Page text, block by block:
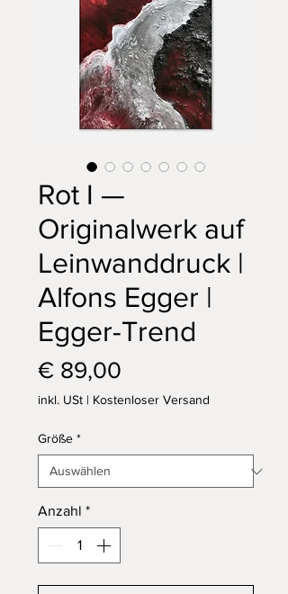
Rot I —
Originalwerk auf
Leinwanddruck |
Alfons Egger |
Egger-Trend
€ 89,00
inkl. USt | Kostenloser Versand
Größe *
Anzahl *